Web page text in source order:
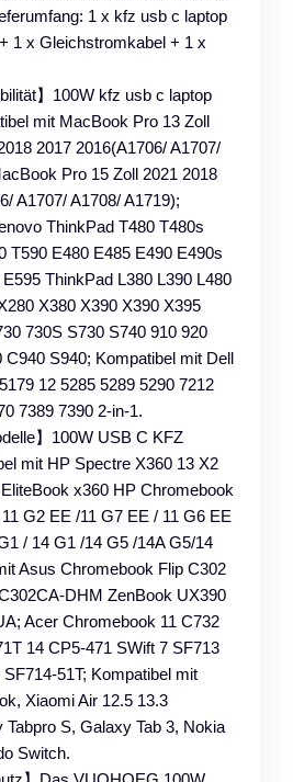
1 x kfz usb c laptop
1 x Gleichstromkabel + 1 x
】100W kfz usb c laptop
mit MacBook Pro 13 Zoll
2017 2016(A1706/ A1707/
Pro 15 Zoll 2021 2018
A1707/ A1708/ A1719);
ThinkPad T480 T480s
T590 E480 E485 E490 E490s
ThinkPad L380 L390 L480
X380 X390 X390 X395
730S S730 S740 910 920
C940 S940; Kompatibel mit Dell
12 5285 5289 5290 7212
7389 7390 2-in-1.
】100W USB C KFZ
mit HP Spectre X360 13 X2
x360 HP Chromebook
G2 EE /11 G7 EE / 11 G6 EE
/ 14 G1 /14 G5 /14A G5/14
Asus Chromebook Flip C302
DHM ZenBook UX390
Acer Chromebook 11 C732
14 CP5-471 SWift 7 SF713
51T; Kompatibel mit
Xiaomi Air 12.5 13.3
S, Galaxy Tab 3, Nokia
Switch.